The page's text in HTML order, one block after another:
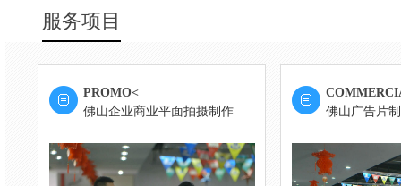
服务项目
PROMO<
佛山企业商业平面拍摄制作
佛山广告片